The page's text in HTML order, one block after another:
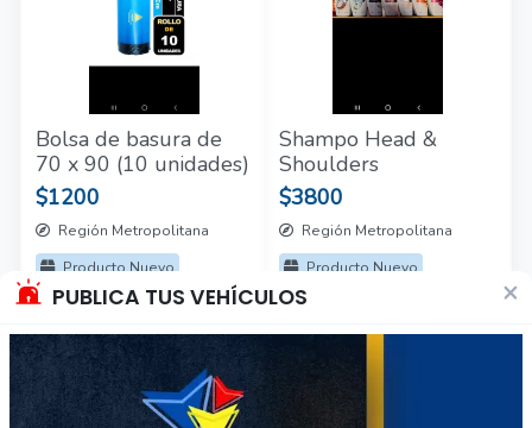
PUBLICA TUS VEHÍCULOS ×
Bolsa de basura de
70 x 90 (10 unidades)
$1200
Región Metropolitana
Producto Nuevo
Shampo Head &
Shoulders
$3800
Región Metropolitana
Producto Nuevo
61 58